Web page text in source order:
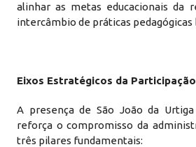
alinhar as metas educacionais da
intercâmbio de práticas pedagógicas
Eixos Estratégicos da Participação
A presença de São João da
reforça o compromisso da
três pilares fundamentais: